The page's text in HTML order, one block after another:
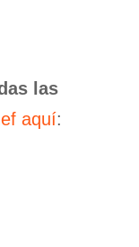
las
aquí: